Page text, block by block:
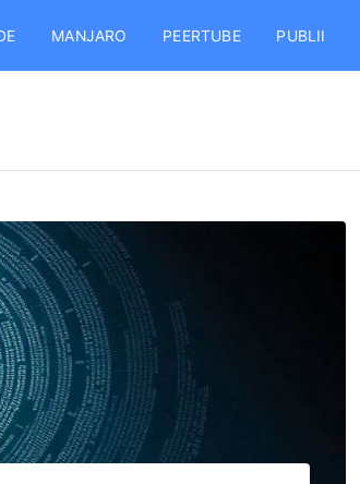
MANJARO PEERTUBE PUBLII